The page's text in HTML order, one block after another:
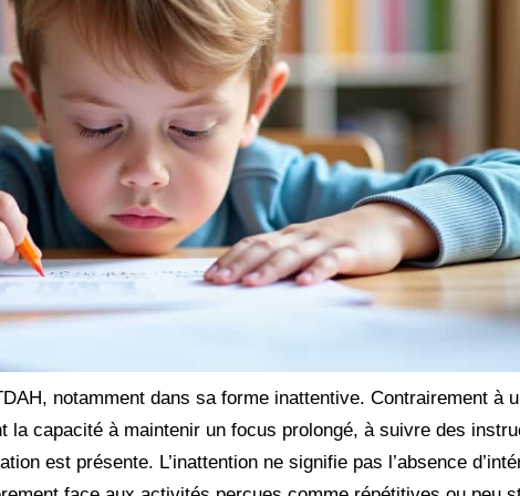
notamment dans sa forme inattentive. Contrairement à
capacité à maintenir un focus prolongé, à suivre des
est présente. L’inattention ne signifie pas l’absence